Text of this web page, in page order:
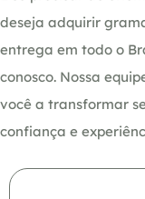
deseja adquirir
entrega em todo o
conosco. Nossa
você a transformar
confiança e